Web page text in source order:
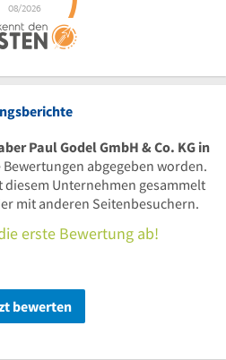
Paul Godel GmbH & Co. KG in
abgegeben worden.
diesem Unternehmen gesammelt
mit anderen Seitenbesuchern.
erste Bewertung ab!
bewerten